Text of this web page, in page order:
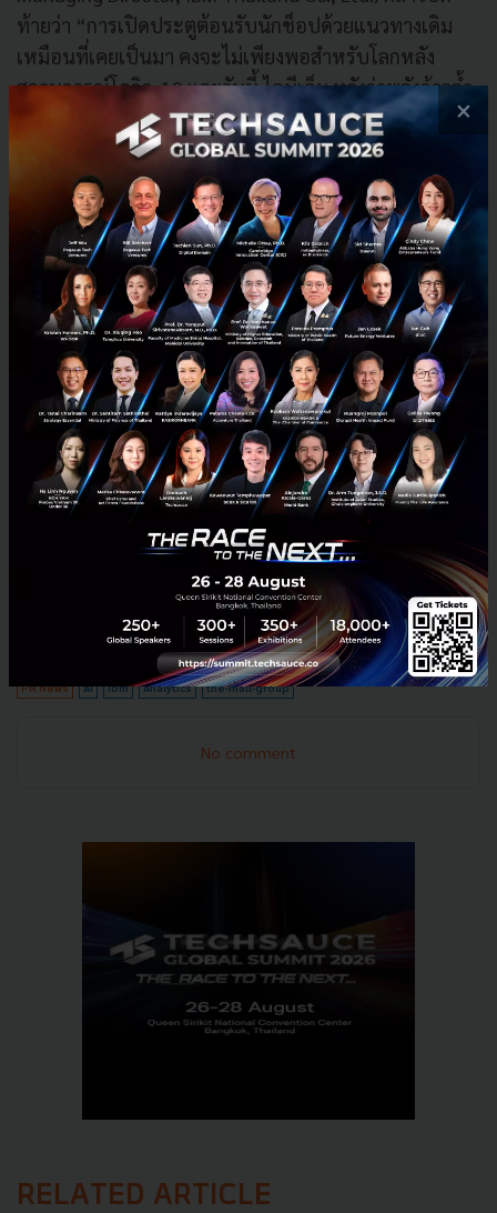
ท้ายว่า “การเปิดประตูต้อนรับนักช็อปด้วยแนวทางเดิม
เหมือนที่เคยเป็นมา คงจะไม่เพียงพอสำหรับโลกหลัง
สถานการณ์โควิด-19 และวันนี้ ไอบีเอ็ม หวังว่าพลังก้าวล้ำ
ของแพลตฟอร์ม IBM Cloud Pak for Data ที่ผนวก
เทคโนโลยีอย่างเอไอ แมชชีนเลิร์นนิง รวมถึงอนาไลติกส์
ขั้นสูง จะเป็นหนึ่งในตัวพลิกเกมที่สำคัญสำหรับเดอะมอลล์
กรุ๊ป ไอบีเอ็มมีความยินดีเป็นอย่างยิ่งที่ได้มีโอกาส
สนับสนุนเดอะมอลล์ กรุ๊ป ในก้าวย่างของการเดินหน้า
สร้างมิติใหม่ของศูนย์การค้าแห่งอนาคต และการพลิกโฉม
โลกรีเทลของประเทศไทย”
ที่ผ่านมา เดอะมอลล์ กรุ๊ป ยังได้นำเทคโนโลยีจากไอบีเอ็ม
เข้าสร้างประสบการณ์การช็อปปิ้งให้แก่ลูกค้ามาอย่างต่อ
เนื่อง หนึ่งในนั้นคือการนำเทคโนโลยี API (Application
Programming Interface) เข้าสร้างประสบการณ์การแลก
พอยท์ M Card แบบเรียลไทม์ให้แก่ลูกค้า โดยการที่
เดอะมอลล์ กรุ๊ป นำเทคโนโลยีอนาไลติกส์ขั้นสูงและเอไอ
มาใช้ในครั้งนี้ ยังเป็นการเตรียมความพร้อมเพื่อรองรับการ
สร้างประสบการณ์ช็อปปิ้งแบบ Omni Channel เต็มรูป
แบบ ที่จะเป็นก้าวต่อไปในอนาคตอันใกล้นี้
PR News AI ibm Analytics the-mall-group
No comment
RELATED ARTICLE
×